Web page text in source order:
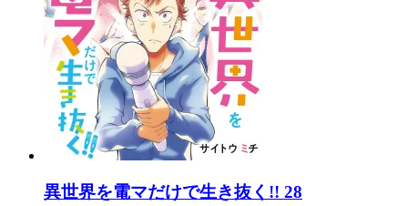
異世界を電マだけで生き抜く!! 28